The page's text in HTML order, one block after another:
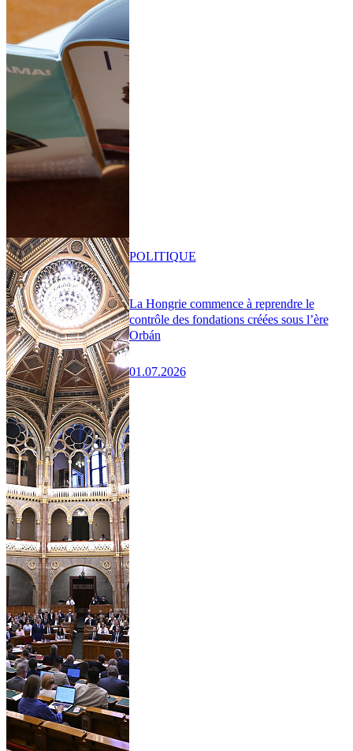
La Hongrie commence à reprendre le
contrôle des fondations créées sous l’ère
Orbán
01.07.2026
POLITIQUE